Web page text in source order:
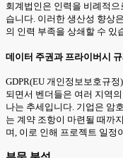
회계법인은 인력을 비례적
습니다. 이러한 생산성 향상
의 인력 부족을 상쇄할 수 있
데이터 주권과 프라이버시
GDPR(EU 개인정보보호규
되면서 벤더들은 여러 지역
나는 추세입니다. 기업은 암
는 계약 조항이 마련될 때까
며, 이로 인해 프로젝트 일정